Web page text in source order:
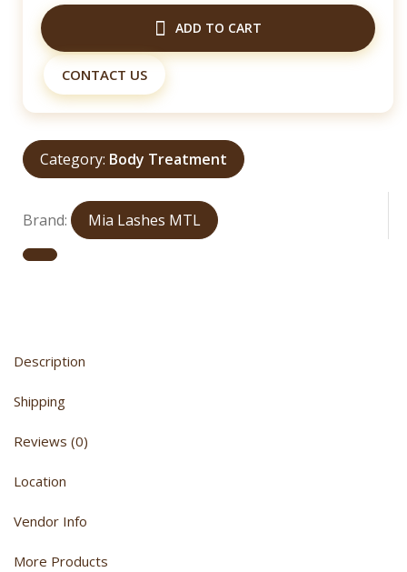
60
Capsules
$160.00
quantity
ADD TO CART
CONTACT US
Category: Body Treatment
Brand: Mia Lashes MTL
Description
Shipping
Reviews (0)
Location
Vendor Info
More Products